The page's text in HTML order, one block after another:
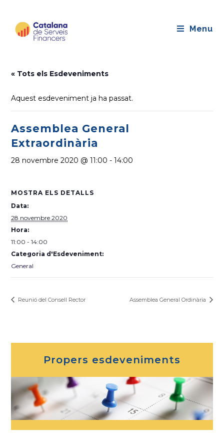
contingut
Menu
« Tots els Esdeveniments
Aquest esdeveniment ja ha passat.
Assemblea General
Extraordinària
28 novembre 2020 @ 11:00 -14:00
MOSTRA ELS DETALLS
Data:
28 novembre 2020
Hora:
11:00 - 14:00
Categoria d'Esdeveniment:
General
Reunió del Consell Rector Assemblea General Ordinària
Propers esdeveniments